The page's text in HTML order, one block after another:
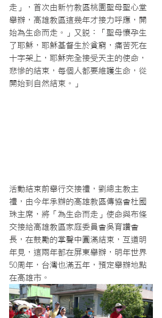
走」，首次由新竹教區桃園聖母聖心堂
舉辦，高雄教區這幾年才接力呼應，開
始為生命而走。」又說：「聖母懷孕生
了耶穌，耶穌基督生於貧窮，痛苦死在
十字架上，耶穌完全接受天主的使命，
悲慘的結束，每個人都要維護生命，從
開始到自然結束。」
活動結束前舉行交接禮，劉總主教主
禮，由今年承辦的高雄教區傳協會杜國
珠主席，將「為生命而走」使命與布條
交接給高雄教區家庭委員會吳育讚會
長，在鼓勵的掌聲中圓滿結束，互道明
年見，這兩年都在屏東舉辦，明年世界
50周年，台灣也滿五年，預定舉辦地點
在高雄市。